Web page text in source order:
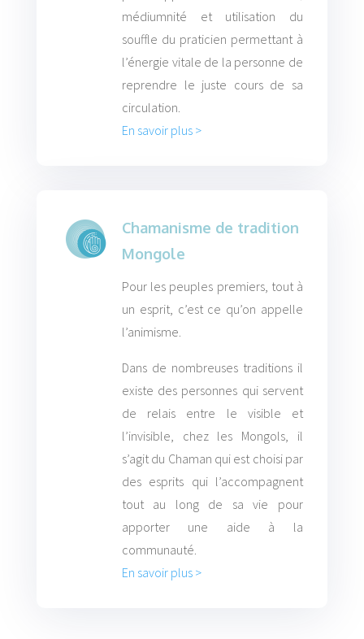
médiumnité et utilisation du
souffle du praticien permettant à
l’énergie vitale de la personne de
reprendre le juste cours de sa
circulation.
En savoir plus >
Chamanisme de tradition
Mongole
Pour les peuples premiers, tout à
un esprit, c’est ce qu’on appelle
l’animisme.
Dans de nombreuses traditions il
existe des personnes qui servent
de relais entre le visible et
l’invisible, chez les Mongols, il
s’agit du Chaman qui est choisi par
des esprits qui l’accompagnent
tout au long de sa vie pour
apporter une aide à la
communauté.
En savoir plus >